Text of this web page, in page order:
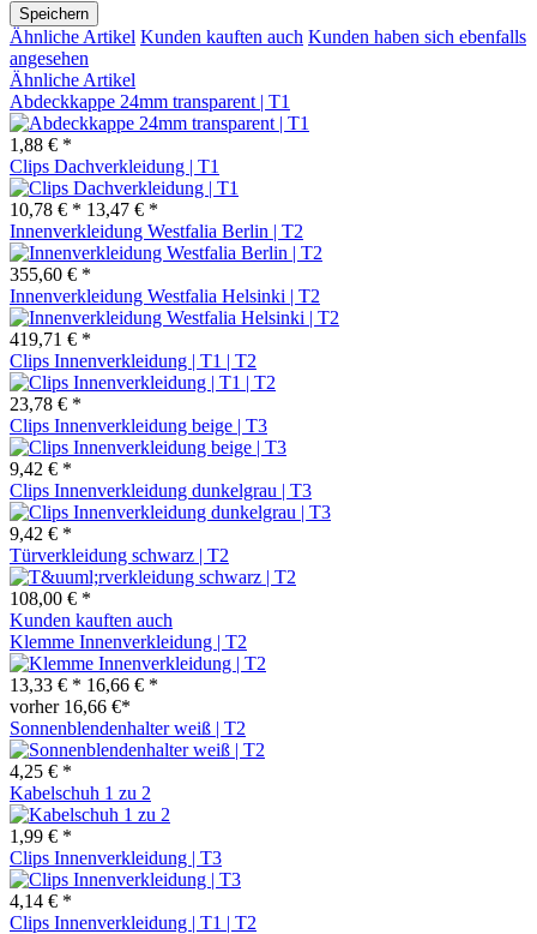
Speichern
Ähnliche Artikel Kunden kauften auch Kunden haben sich ebenfalls
angesehen
Ähnliche Artikel
Abdeckkappe 24mm transparent | T1
1,88 € *
Clips Dachverkleidung | T1
10,78 € * 13,47 € *
Innenverkleidung Westfalia Berlin | T2
355,60 € *
Innenverkleidung Westfalia Helsinki | T2
419,71 € *
Clips Innenverkleidung | T1 | T2
23,78 € *
Clips Innenverkleidung beige | T3
9,42 € *
Clips Innenverkleidung dunkelgrau | T3
9,42 € *
Türverkleidung schwarz | T2
108,00 € *
Kunden kauften auch
Klemme Innenverkleidung | T2
13,33 € * 16,66 € *
vorher 16,66 €*
Sonnenblendenhalter weiß | T2
4,25 € *
Kabelschuh 1 zu 2
1,99 € *
Clips Innenverkleidung | T3
4,14 € *
Clips Innenverkleidung | T1 | T2